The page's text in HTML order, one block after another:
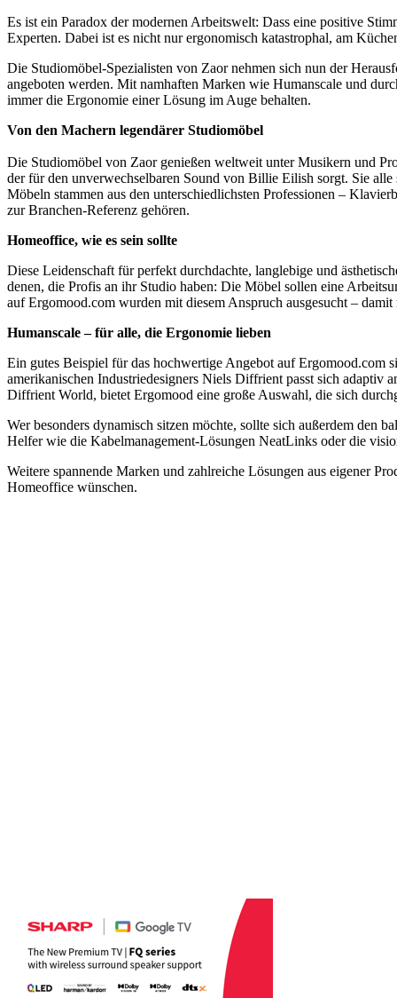
Es ist ein Paradox der modernen Arbeitswelt: Dass eine positive
Experten. Dabei ist es nicht nur ergonomisch katastrophal, am
Die Studiomöbel-Spezialisten von Zaor nehmen sich nun der
angeboten werden. Mit namhaften Marken wie Humanscale und
immer die Ergonomie einer Lösung im Auge behalten.
Von den Machern legendärer Studiomöbel
Die Studiomöbel von Zaor genießen weltweit unter Musikern und
der für den unverwechselbaren Sound von Billie Eilish sorgt. Sie
Möbeln stammen aus den unterschiedlichsten Professionen –
zur Branchen-Referenz gehören.
Homeoffice, wie es sein sollte
Diese Leidenschaft für perfekt durchdachte, langlebige und
denen, die Profis an ihr Studio haben: Die Möbel sollen eine
auf Ergomood.com wurden mit diesem Anspruch ausgesucht –
Humanscale – für alle, die Ergonomie lieben
Ein gutes Beispiel für das hochwertige Angebot auf Ergomood.com
amerikanischen Industriedesigners Niels Diffrient passt sich adaptiv
Diffrient World, bietet Ergomood eine große Auswahl, die sich
Wer besonders dynamisch sitzen möchte, sollte sich außerdem den
Helfer wie die Kabelmanagement-Lösungen NeatLinks oder die
Weitere spannende Marken und zahlreiche Lösungen aus eigener
Homeoffice wünschen.